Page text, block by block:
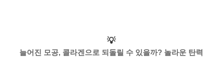
💡
늘어진 모공, 콜라겐으로 되돌릴 수 있을까? 놀라운 탄력